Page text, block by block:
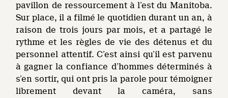
pavillon de ressourcement à l’est du Manitoba.
Sur place, il a filmé le quotidien durant un an, à
raison de trois jours par mois, et a partagé le
rythme et les règles de vie des détenus et du
personnel attentif. C’est ainsi qu’il est parvenu
à gagner la confiance d’hommes déterminés à
s’en sortir, qui ont pris la parole pour témoigner
librement devant la caméra, sans